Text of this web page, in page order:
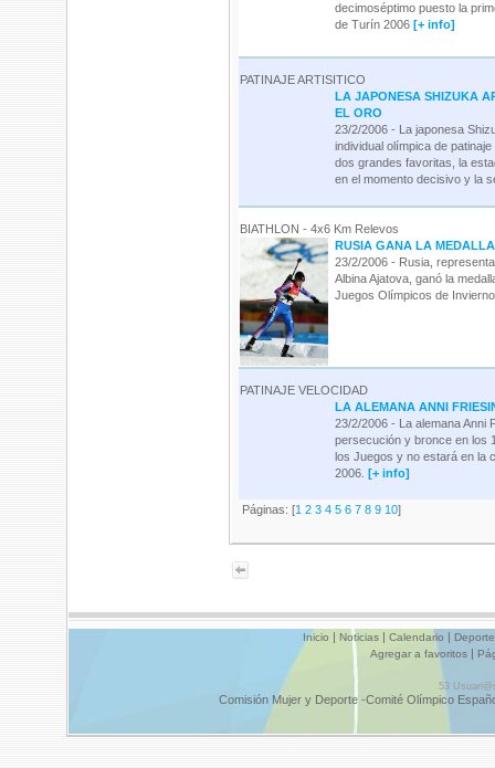
decimoséptimo puesto la
de Turín 2006 [+ info]
PATINAJE ARTISITICO
LA JAPONESA SHIZUKA
EL ORO
23/2/2006 - La japonesa
individual olímpica de
dos grandes favoritas, la
en el momento decisivo y la
BIATHLON - 4x6 Km Relevos
RUSIA GANA LA
23/2/2006 - Rusia,
Albina Ajatova, ganó la
Juegos Olímpicos de
PATINAJE VELOCIDAD
LA ALEMANA ANNI
23/2/2006 - La alemana Anni
persecución y bronce en los
los Juegos y no estará en la
2006. [+ info]
Páginas: [1 2 3 4 5 6 7 8 9 10]
Inicio | Noticias | Calendario |
Agregar a favoritos |
53
Comisión Mujer y Deporte -Comité Olímpico